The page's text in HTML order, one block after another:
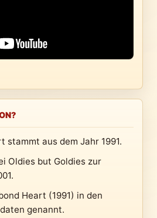
stammt aus dem Jahr 1991.
Oldies but Goldies zur
Heart (1991) in den
genannt.